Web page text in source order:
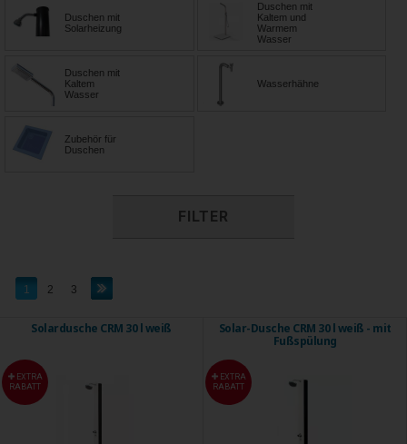
Duschen mit
Solarheizung
Duschen mit
Kaltem und
Warmem
Wasser
Duschen mit
Kaltem
Wasser
Wasserhähne
Zubehör für
Duschen
FILTER
1 2 3
Solardusche CRM 30 l weiß
EXTRA
RABATT
Solar-Dusche CRM 30 l weiß - mit
Fußspülung
EXTRA
RABATT